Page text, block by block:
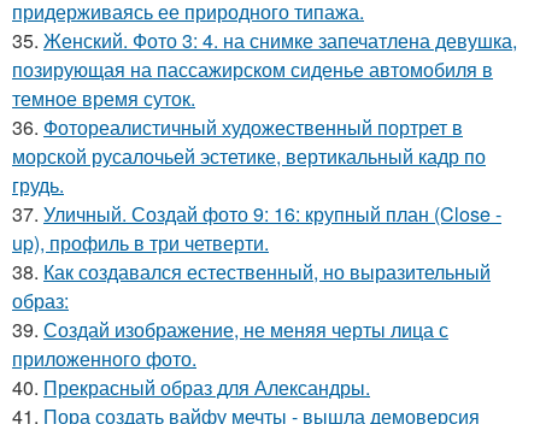
придерживаясь ее природного типажа.
35. Женский. Фото 3: 4. на снимке запечатлена девушка,
позирующая на пассажирском сиденье автомобиля в
темное время суток.
36. Фотореалистичный художественный портрет в
морской русалочьей эстетике, вертикальный кадр по
грудь.
37. Уличный. Создай фото 9: 16: крупный план (Close -
up), профиль в три четверти.
38. Как создавался естественный, но выразительный
образ:
39. Создай изображение, не меняя черты лица с
приложенного фото.
40. Прекрасный образ для Александры.
41. Пора создать вайфу мечты - вышла демоверсия